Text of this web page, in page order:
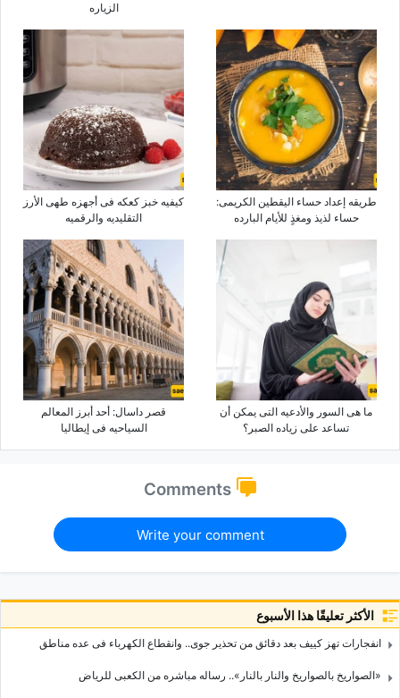
الزیاره
طریقه إعداد حساء الیقطین الکریمی:
حساء لذیذ ومغذٍ للأیام البارده
کیفیه خبز کعکه فی أجهزه طهی الأرز
التقلیدیه والرقمیه
ما هی السور والأدعیه التی یمکن أن
تساعد على زیاده الصبر؟
قصر داسال: أحد أبرز المعالم
السیاحیه فی إیطالیا
Comments
Write your comment
الأكثر تعليقًا هذا الأسبوع
انفجارات تهز کییف بعد دقائق من تحذیر جوی.. وانقطاع الکهرباء فی عده مناطق
«الصواریخ بالصواریخ والنار بالنار».. رساله مباشره من الکعبی للریاض